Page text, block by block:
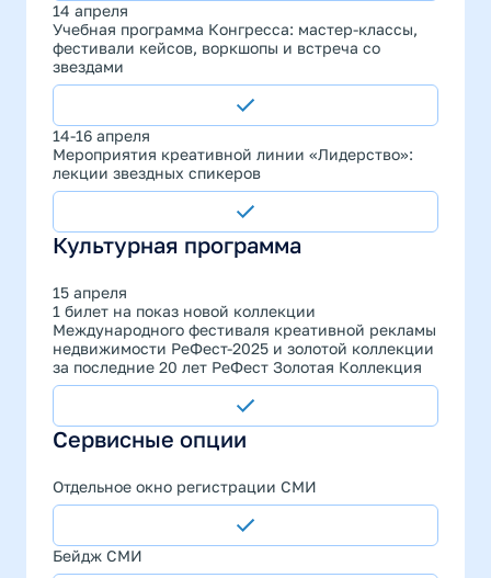
14 апреля
Учебная программа Конгресса: мастер-классы,
фестивали кейсов, воркшопы и встреча со
звездами
14-16 апреля
Мероприятия креативной линии «Лидерство»:
лекции звездных спикеров
Культурная программа
15 апреля
1 билет на показ новой коллекции
Международного фестиваля креативной рекламы
недвижимости РеФест-2025 и золотой коллекции
за последние 20 лет РеФест Золотая Коллекция
Сервисные опции
Отдельное окно регистрации СМИ
Бейдж СМИ